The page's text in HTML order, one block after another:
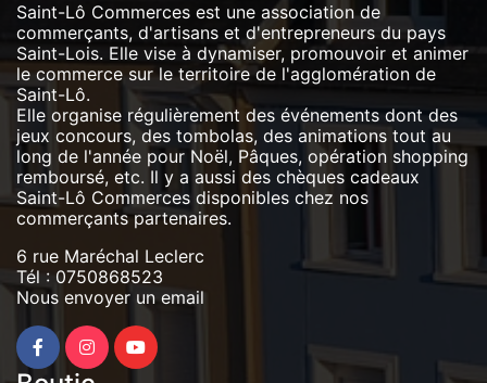
Saint-Lô Commerces est une association de
commerçants, d'artisans et d'entrepreneurs du pays
Saint-Lois. Elle vise à dynamiser, promouvoir et animer
le commerce sur le territoire de l'agglomération de
Saint-Lô.
Elle organise régulièrement des événements dont des
jeux concours, des tombolas, des animations tout au
long de l'année pour Noël, Pâques, opération shopping
remboursé, etc. Il y a aussi des chèques cadeaux
Saint-Lô Commerces disponibles chez nos
commerçants partenaires.
6 rue Maréchal Leclerc
Tél : 0750868523
Nous envoyer un email